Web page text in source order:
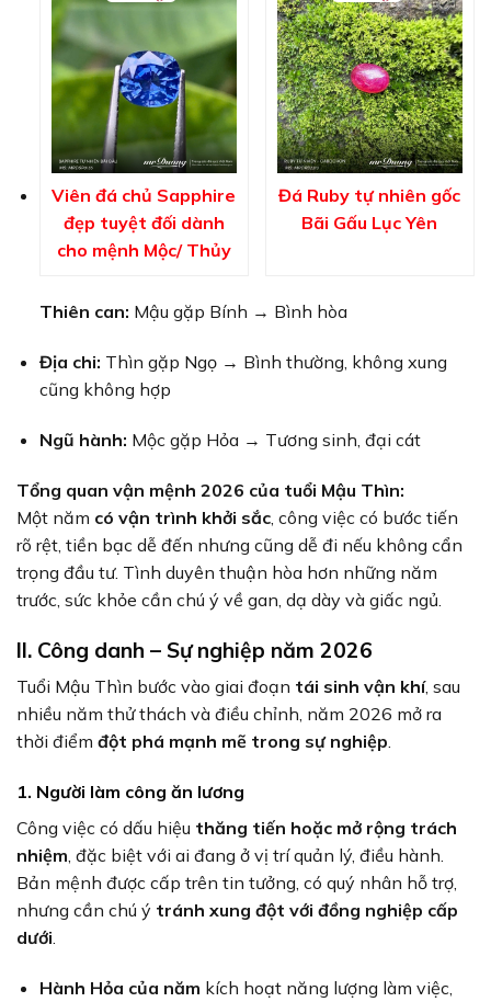
Viên đá chủ Sapphire
đẹp tuyệt đối dành
cho mệnh Mộc/ Thủy
Đá Ruby tự nhiên gốc
Bãi Gấu Lục Yên
Thiên can: Mậu gặp Bính → Bình hòa
Địa chi: Thìn gặp Ngọ → Bình thường, không xung
cũng không hợp
Ngũ hành: Mộc gặp Hỏa → Tương sinh, đại cát
Tổng quan vận mệnh 2026 của tuổi Mậu Thìn:
Một năm có vận trình khởi sắc , công việc có bước tiến
rõ rệt, tiền bạc dễ đến nhưng cũng dễ đi nếu không cẩn
trọng đầu tư. Tình duyên thuận hòa hơn những năm
trước, sức khỏe cần chú ý về gan, dạ dày và giấc ngủ.
II. Công danh – Sự nghiệp năm 2026
Tuổi Mậu Thìn bước vào giai đoạn tái sinh vận khí, sau
nhiều năm thử thách và điều chỉnh, năm 2026 mở ra
thời điểm đột phá mạnh mẽ trong sự nghiệp.
1. Người làm công ăn lương
Công việc có dấu hiệu thăng tiến hoặc mở rộng trách
nhiệm, đặc biệt với ai đang ở vị trí quản lý, điều hành.
Bản mệnh được cấp trên tin tưởng, có quý nhân hỗ trợ,
nhưng cần chú ý tránh xung đột với đồng nghiệp cấp
dưới.
Hành Hỏa của năm kích hoạt năng lượng làm việc,